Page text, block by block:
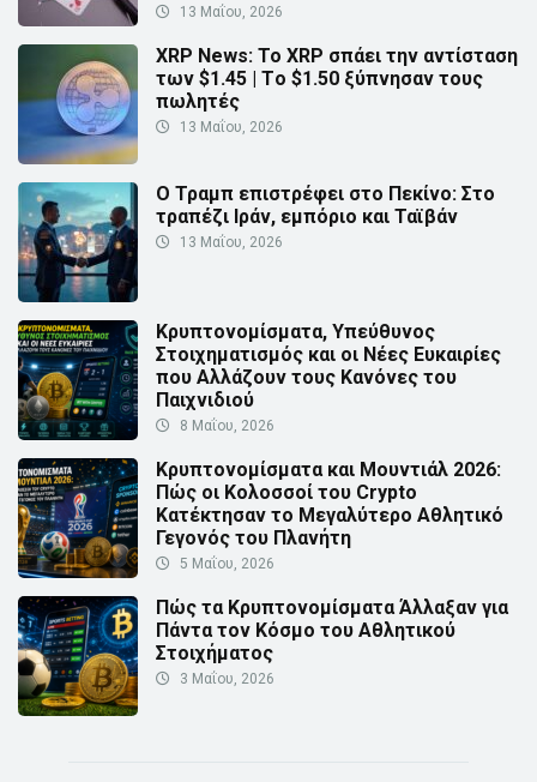
13 Μαΐου, 2026
XRP News: Το XRP σπάει την αντίσταση
των $1.45 | Τo $1.50 ξύπνησαν τους
πωλητές
13 Μαΐου, 2026
Ο Τραμπ επιστρέφει στο Πεκίνο: Στο
τραπέζι Ιράν, εμπόριο και Ταϊβάν
13 Μαΐου, 2026
Κρυπτονομίσματα, Υπεύθυνος
Στοιχηματισμός και οι Νέες Ευκαιρίες
που Αλλάζουν τους Κανόνες του
Παιχνιδιού
8 Μαΐου, 2026
Κρυπτονομίσματα και Μουντιάλ 2026:
Πώς οι Κολοσσοί του Crypto
Κατέκτησαν το Μεγαλύτερο Αθλητικό
Γεγονός του Πλανήτη
5 Μαΐου, 2026
Πώς τα Κρυπτονομίσματα Άλλαξαν για
Πάντα τον Κόσμο του Αθλητικού
Στοιχήματος
3 Μαΐου, 2026